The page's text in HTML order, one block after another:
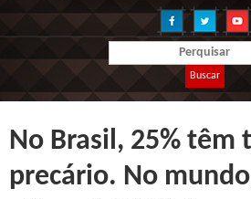
Buscar
No Brasil, 25% têm
precário. No